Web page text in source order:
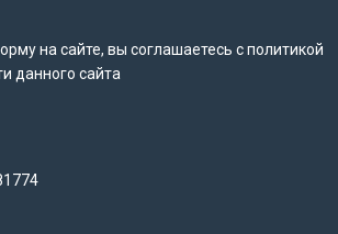
на сайте, вы соглашаетесь сполитикой
данного сайта